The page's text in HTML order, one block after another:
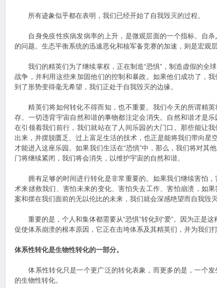
所有迹象似乎都在表明，我们已经开始了自我毁灭的过程。
自身免疫性疾病发病率的上升，是微观层面的一个指标。自杀
的问题。生态平衡系统的迅速恶化和核军备竞赛的加速，则是宏观
我们的精英们为了继续掌权，正在制造“恐惧”，制造虚假的全
战争，并利用这些来加固他们的控制和暴政。如果他们成功了，
到了形势变得毫无希望，我们正处于自我毁灭的边缘。
精英们将如何转化不得而知，也不重要。我们今天的所谓精英
存。一切违背宇宙自然和谐的事物都注定会消失。自然和谐才是
在引领着我们前行，我们就站在了人间乐园的大门口。那些能让
出来，并摆脱匮乏、过上富足生活的技术，也正是能将我们带向星
才能进入这座乐园。如果我们生活在“恐惧”中，那么，我们将对其
门将继续紧闭，我们将会消失，以维护宇宙的自然和谐。
拥有足够的时间进行转化是非常重要的。如果我们继续害怕，
术来拯救我们、害怕未来的变化、害怕失去工作、害怕崩溃，如
案和摆在我们面前的无以伦比的未来，我们就会深感绝望而自我毁
重要的是，个人和集体都需要从“恐惧”转化到“爱”。因为正是这
促使体系崩溃的根本原因，它正在击垮体系及其精英们，并为我们
体系性转化是生物性转化的一部分。
体系性转化只是一个更广泛的转化表象，而更多的是，一个发
的生物性转化。